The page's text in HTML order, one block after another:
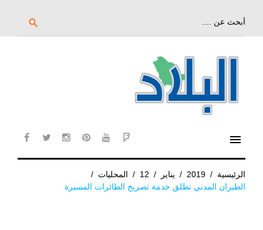
search
menu
الرئيسية /
2019
/ يناير /
12
/ المحليات /
الطيران المدني تطلق خدمة تصريح الطائرات المسيرة